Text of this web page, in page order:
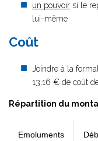
un pouvoir si le
lui-même
Coût
Joindre à la
13,16 € de coût
Répartition du
Emoluments